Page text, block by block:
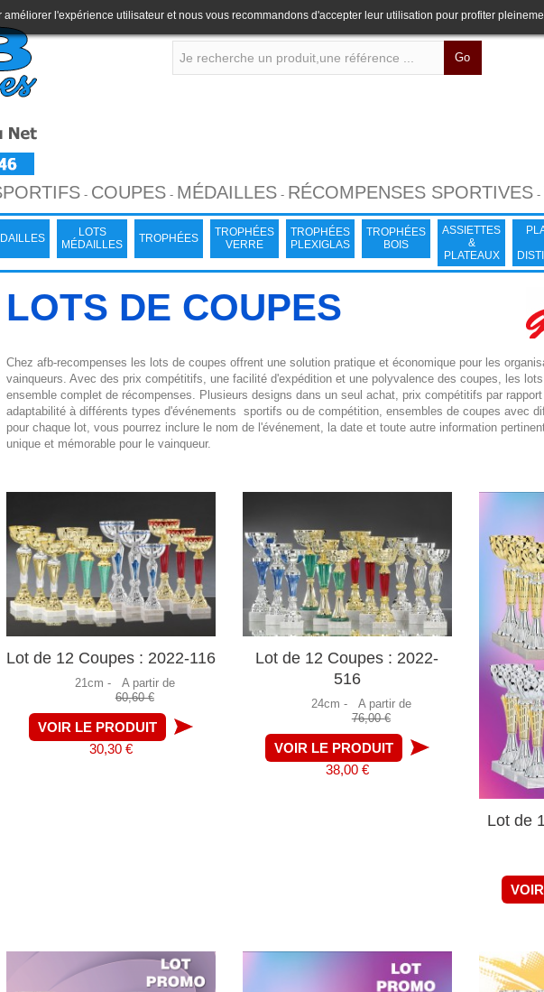
Go
- COUPES- MÉDAILLES- RÉCOMPENSES SPORTIVES-
LOTS
MÉDAILLES
TROPHÉES
TROPHÉES
VERRE
TROPHÉES
PLEXIGLAS
TROPHÉES
BOIS
ASSIETTES
&
PLATEAUX
l'expérience utilisateur et nous vous recommandons d'accepter leur utilisation pour profiter
LOTS DE COUPES
Chez afb-recompenses les lots de coupes offrent une solution pratique et économique pour les
vainqueurs. Avec des prix compétitifs, une facilité d'expédition et une polyvalence des coupes, les
ensemble complet de récompenses. Plusieurs designs dans un seul achat, prix compétitifs par
adaptabilité à différents types d'événements sportifs ou de compétition, ensembles de coupes avec
pour chaque lot, vous pourrez inclure le nom de l'événement, la date et toute autre information
unique et mémorable pour le vainqueur.
Lot de 12 Coupes : 2022-116
21cm -
A partir de
60,60 €
VOIR LE PRODUIT
30,30 €
Lot de 12 Coupes : 2022-
516
24cm -
A partir de
76,00 €
VOIR LE PRODUIT
38,00 €
Lot de